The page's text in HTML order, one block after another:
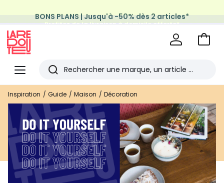
BONS PLANS | Jusqu'à -50% dès 2 articles*
Profitez de la livraison à domicile offerte*
Menu
Redoute
Rechercher
Les
derniers
articles
consultés
Aller
Inspiration Guide Maison Décoration